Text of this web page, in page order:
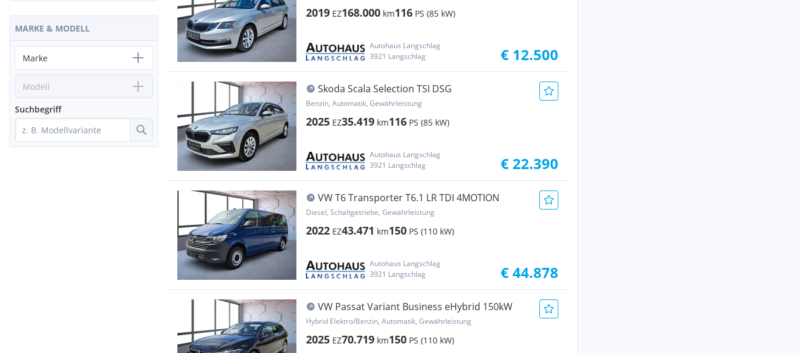
2019 EZ168.000 km116 PS (85 kW)
Autohaus Langschlag
3921 Langschlag
€ 12.500
Skoda Scala Selection TSI DSG
Benzin, Automatik, Gewährleistung
2025 EZ35.419 km116 PS (85 kW)
Autohaus Langschlag
3921 Langschlag
€ 22.390
VW T6 Transporter T6.1 LR TDI 4MOTION
Diesel, Schaltgetriebe, Gewährleistung
2022 EZ43.471 km150 PS (110 kW)
Autohaus Langschlag
3921 Langschlag
€ 44.878
VW Passat Variant Business eHybrid 150kW
Hybrid Elektro/Benzin, Automatik, Gewährleistung
2025 EZ70.719 km150 PS (110 kW)
MARKE & MODELL
Marke
Modell
Suchbegriff